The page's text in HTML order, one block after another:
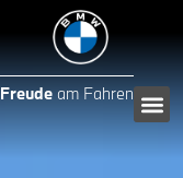
Freude am Fahren